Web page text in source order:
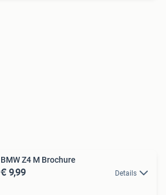
BMW Z4 M Brochure
€ 9,99 Details